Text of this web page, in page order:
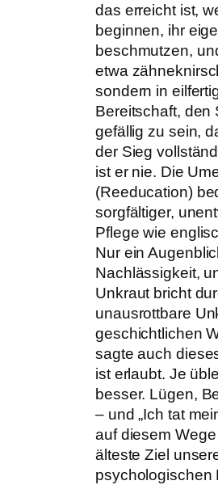
das erreicht ist,
beginnen, ihr
beschmutzen,
etwa
sondern in
Bereitschaft, den
gefällig zu sein,
der Sieg
ist er nie. Die
(Reeducation)
sorgfältiger,
Pflege wie
Nur ein
Nachlässigkeit,
Unkraut bricht
unausrottbare
geschichtlichen
sagte auch
ist erlaubt. Je
besser. Lügen,
– und „Ich tat
auf diesem
älteste Ziel
psychologischen